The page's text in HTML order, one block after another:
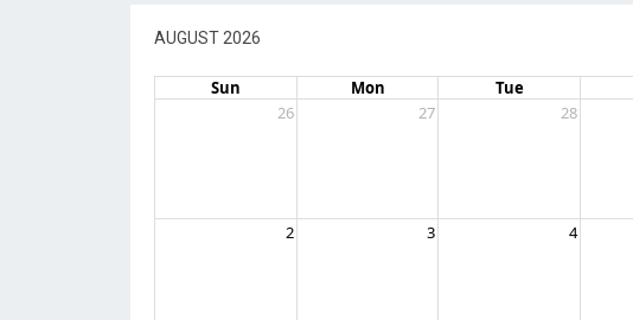
AUGUST 2026
Sun Mon Tue
26
27 28
2 3 4